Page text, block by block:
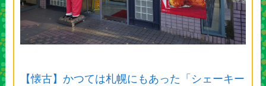
【懐古】かつては札幌にもあった「シェーキー